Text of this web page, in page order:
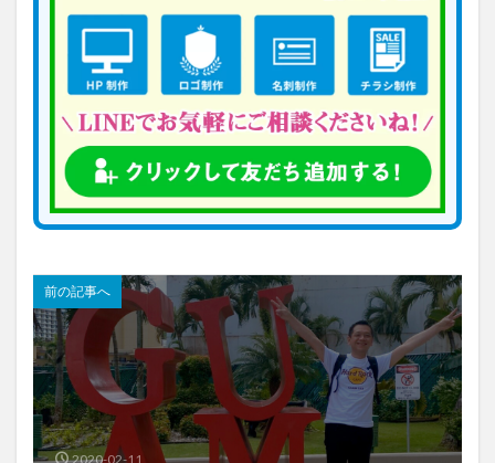
前の記事へ
2020-02-11